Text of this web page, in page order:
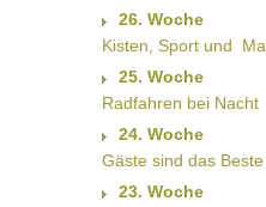
26. Woche
Kisten, Sport und 
25. Woche
Radfahren bei Nacht
24. Woche
Gäste sind das Beste
23. Woche